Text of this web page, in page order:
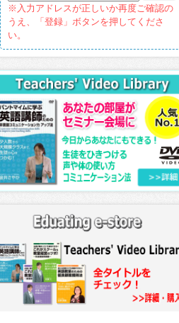
※入力アドレスが正しいか再度ご確認の
うえ、「登録」ボタンを押してくださ
い。